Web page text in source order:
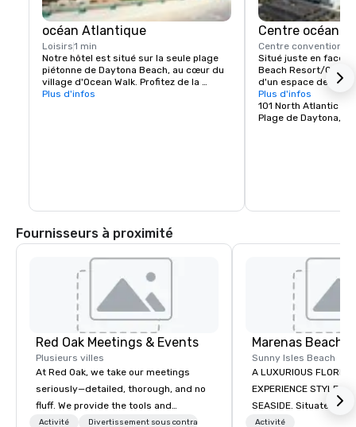
océan Atlantique
Loisirs1 min
Notre hôtel est situé sur la seule plage
piétonne de Daytona Beach, au cœur du
village d'Ocean Walk. Profitez de la
magnifique vue sur l'océan Atlantique.
Plus d'infos
Centre
Centre convention
Situé juste en face
Beach Resort/Ocean
d'un espace de
pieds carrés.
Plus d'infos
101 North Atlantic
Plage de Daytona, FL
Fournisseurs à proximité
Red Oak Meetings & Events
Plusieurs villes
At Red Oak, we take our meetings
seriously—detailed, thorough, and no
fluff. We provide the tools and
expertise needed to ensure your
Activité Divertissement sous contrat
Marenas Beach
Sunny Isles Beach
A LUXURIOUS
EXPERIENCE STYLE
SEASIDE. Situated midway between
Miami and Fort
Activité